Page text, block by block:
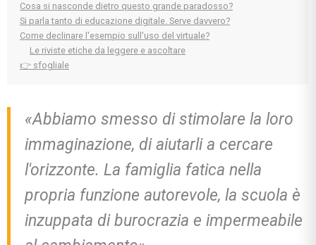
Cosa si nasconde dietro questo grande paradosso?
Si parla tanto di educazione digitale. Serve davvero?
Come declinare l'esempio sull'uso del virtuale?
Le riviste etiche da leggere e ascoltare
👉 sfogliale
«Abbiamo smesso di stimolare la loro
immaginazione, di aiutarli a cercare
l'orizzonte. La famiglia fatica nella
propria funzione autorevole, la scuola è
inzuppata di burocrazia e impermeabile